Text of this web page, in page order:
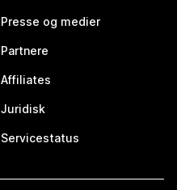
Presse og medier
Partnere
Affiliates
Juridisk
Servicestatus